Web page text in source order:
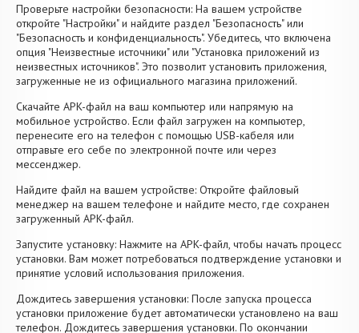
Проверьте настройки безопасности: На вашем устройстве
откройте "Настройки" и найдите раздел "Безопасность" или
"Безопасность и конфиденциальность". Убедитесь, что включена
опция "Неизвестные источники" или "Установка приложений из
неизвестных источников". Это позволит установить приложения,
загруженные не из официального магазина приложений.
Скачайте APK-файл на ваш компьютер или напрямую на
мобильное устройство. Если файл загружен на компьютер,
перенесите его на телефон с помощью USB-кабеля или
отправьте его себе по электронной почте или через
мессенджер.
Найдите файл на вашем устройстве: Откройте файловый
менеджер на вашем телефоне и найдите место, где сохранен
загруженный APK-файл.
Запустите установку: Нажмите на APK-файл, чтобы начать процесс
установки. Вам может потребоваться подтверждение установки и
принятие условий использования приложения.
Дождитесь завершения установки: После запуска процесса
установки приложение будет автоматически установлено на ваш
телефон. Дождитесь завершения установки. По окончании